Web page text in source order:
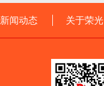
新闻动态 关于荣光